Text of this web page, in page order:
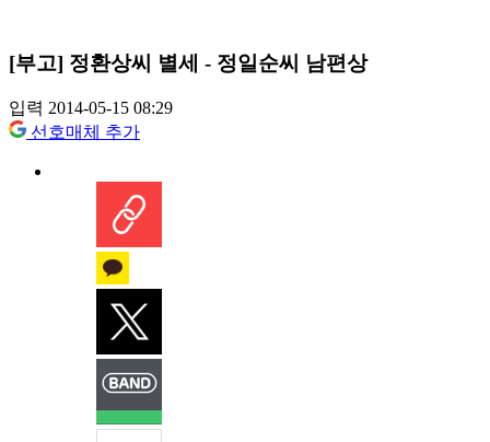
[부고] 정환상씨 별세 - 정일순씨 남편상
입력 2014-05-15 08:29
선호매체 추가